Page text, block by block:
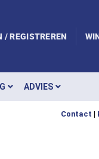
/ REGISTREREN
ADVIES
Contact |